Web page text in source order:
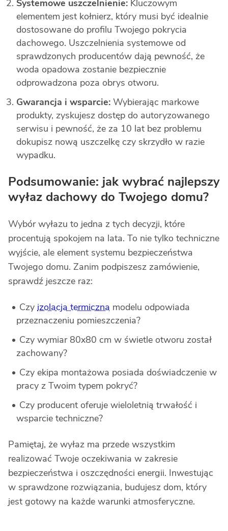
Systemowe uszczelnienie: Kluczowym
elementem jest kołnierz, który musi być idealnie
dostosowane do profilu Twojego pokrycia
dachowego. Uszczelnienia systemowe od
sprawdzonych producentów dają pewność, że
woda opadowa zostanie bezpiecznie
odprowadzona poza obrys otworu.
Gwarancja i wsparcie: Wybierając markowe
produkty, zyskujesz dostęp do autoryzowanego
serwisu i pewność, że za 10 lat bez problemu
dokupisz nową uszczelkę czy skrzydło w razie
wypadku.
Podsumowanie: jak wybrać najlepszy
wyłaz dachowy do Twojego domu?
Wybór wyłazu to jedna z tych decyzji, które
procentują spokojem na lata. To nie tylko techniczne
wyjście, ale element systemu bezpieczeństwa
Twojego domu. Zanim podpiszesz zamówienie,
sprawdź jeszcze raz:
Czy izolacja termiczna modelu odpowiada
przeznaczeniu pomieszczenia?
Czy wymiar 80x80 cm w świetle otworu został
zachowany?
Czy ekipa montażowa posiada doświadczenie w
pracy z Twoim typem pokryć?
Czy producent oferuje wieloletnią trwałość i
wsparcie techniczne?
Pamiętaj, że wyłaz ma przede wszystkim
realizować Twoje oczekiwania w zakresie
bezpieczeństwa i oszczędności energii. Inwestując
w sprawdzone rozwiązania, budujesz dom, który
jest gotowy na każde warunki atmosferyczne.